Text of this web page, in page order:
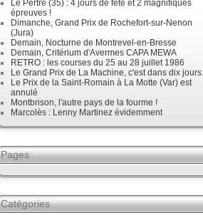
Le Pertre (35) : 4 jours de fête et 2 magnifiques
épreuves !
Dimanche, Grand Prix de Rochefort-sur-Nenon
(Jura)
Demain, Nocturne de Montrevel-en-Bresse
Demain, Critérium d'Avermes CAPA MEWA
RETRO : les courses du 25 au 28 juillet 1986
Le Grand Prix de La Machine, c'est dans dix jours.
Le Prix de la Saint-Romain à La Motte (Var) est
annulé
Montbrison, l'autre pays de la fourme !
Marcolès : Lenny Martinez évidemment
Pages
Catégories